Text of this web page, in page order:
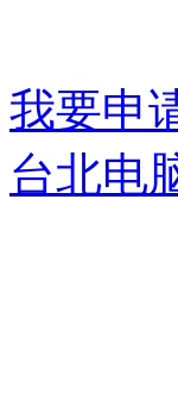
我要申
台北电